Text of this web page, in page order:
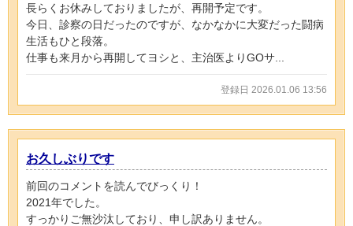
長らくお休みしておりましたが、再開予定です。
今日、診察の日だったのですが、なかなかに大変だった闘病
生活もひと段落。
仕事も来月から再開してヨシと、主治医よりGOサ...
登録日 2026.01.06 13:56
お久しぶりです
前回のコメントを読んでびっくり！
2021年でした。
すっかりご無沙汰しており、申し訳ありません。